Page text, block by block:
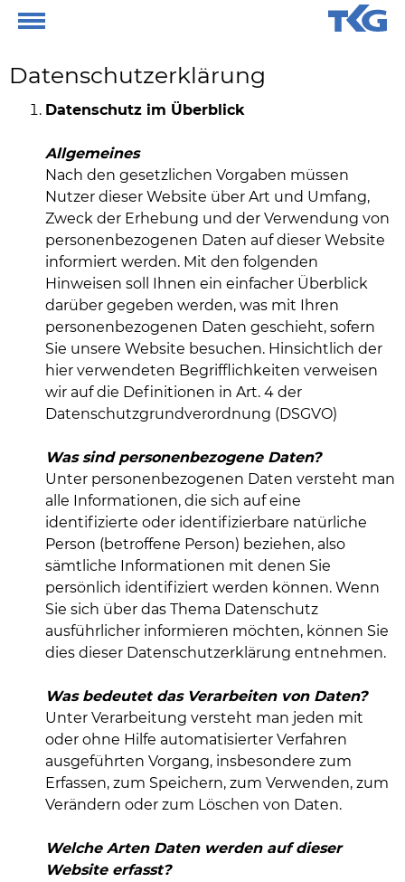
Datenschutzerklärung
Datenschutz im Überblick
Allgemeines
Nach den gesetzlichen Vorgaben müssen
Nutzer dieser Website über Art und Umfang,
Zweck der Erhebung und der Verwendung von
personenbezogenen Daten auf dieser Website
informiert werden. Mit den folgenden
Hinweisen soll Ihnen ein einfacher Überblick
darüber gegeben werden, was mit Ihren
personenbezogenen Daten geschieht, sofern
Sie unsere Website besuchen. Hinsichtlich der
hier verwendeten Begrifflichkeiten verweisen
wir auf die Definitionen in Art. 4 der
Datenschutzgrundverordnung (DSGVO)
Was sind personenbezogene Daten?
Unter personenbezogenen Daten versteht man
alle Informationen, die sich auf eine
identifizierte oder identifizierbare natürliche
Person (betroffene Person) beziehen, also
sämtliche Informationen mit denen Sie
persönlich identifiziert werden können. Wenn
Sie sich über das Thema Datenschutz
ausführlicher informieren möchten, können Sie
dies dieser Datenschutzerklärung entnehmen.
Was bedeutet das Verarbeiten von Daten?
Unter Verarbeitung versteht man jeden mit
oder ohne Hilfe automatisierter Verfahren
ausgeführten Vorgang, insbesondere zum
Erfassen, zum Speichern, zum Verwenden, zum
Verändern oder zum Löschen von Daten.
Welche Arten Daten werden auf dieser
Website erfasst?